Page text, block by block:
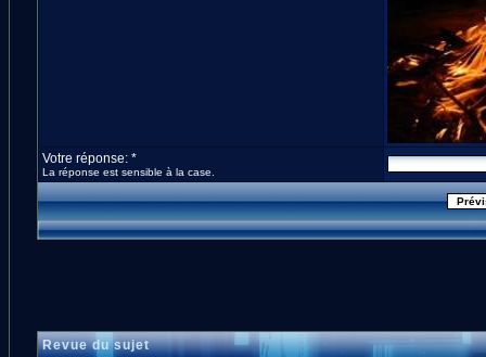
Votre réponse: *
La réponse est sensible à la case.
Revue du sujet